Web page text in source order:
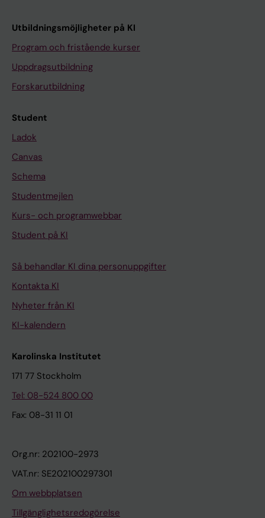
Utbildningsmöjligheter på KI
Program och fristående kurser
Uppdragsutbildning
Forskarutbildning
Student
Ladok
Canvas
Schema
Studentmejlen
Kurs- och programwebbar
Student på KI
Så behandlar KI dina personuppgifter
Kontakta KI
Nyheter från KI
KI-kalendern
Karolinska Institutet
171 77 Stockholm
Tel: 08-524 800 00
Fax: 08-31 11 01
Org.nr: 202100-2973
VAT.nr: SE202100297301
Om webbplatsen
Tillgänglighetsredogörelse